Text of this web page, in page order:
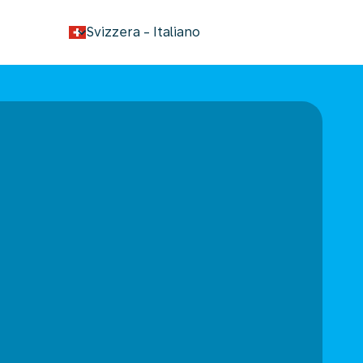
Svizzera - Italiano
keyboard_arrow_down